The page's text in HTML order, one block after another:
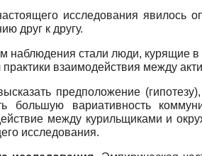
исследования явилось
друг к другу.
наблюдения стали люди, курящие
практики взаимодействия между
предположение
большую вариативность
между курильщиками и
исследования.